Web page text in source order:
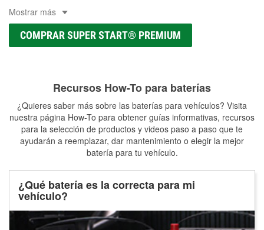
Mostrar más
COMPRAR SUPER START® PREMIUM
Recursos How-To para baterías
¿Quieres saber más sobre las baterías para vehículos? Visita
nuestra página How-To para obtener guías informativas, recursos
para la selección de productos y videos paso a paso que te
ayudarán a reemplazar, dar mantenimiento o elegir la mejor
batería para tu vehículo.
¿Qué batería es la correcta para mi
vehículo?